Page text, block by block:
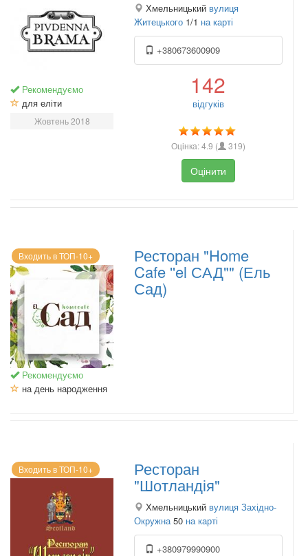
Рекомендуємо
для еліти
Жовтень 2018
Хмельницький вулиця
Житецького 1/1 на карті
+380673600909
142
відгуків
Оцінка:4.9 ( 319)
Оцінити
Входить в ТОП-10+
Рекомендуємо
на день народження
Ресторан "Home
Cafe ''el САД"" (Ель
Сад)
Входить в ТОП-10+ Ресторан
"Шотландія"
Хмельницький вулиця Західно-
Окружна50 на карті
+380979990900